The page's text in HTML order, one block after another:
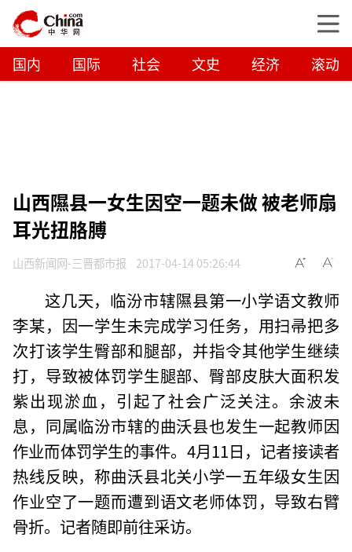
国内 国际 社会 文史 经济 滚动
山西隰县一女生因空一题未做 被老师扇
耳光扭胳膊
山西新闻网-三晋都市报 2017-04-14 05:26:44
这几天，临汾市辖隰县第一小学语文教师
李某，因一学生未完成学习任务，用扫帚把多
次打该学生臀部和腿部，并指令其他学生继续
打，导致被体罚学生腿部、臀部皮肤大面积发
紫出现淤血，引起了社会广泛关注。余波未
息，同属临汾市辖的曲沃县也发生一起教师因
作业而体罚学生的事件。4月11日，记者接读者
热线反映，称曲沃县北关小学一五年级女生因
作业空了一题而遭到语文老师体罚，导致右臂
骨折。记者随即前往采访。